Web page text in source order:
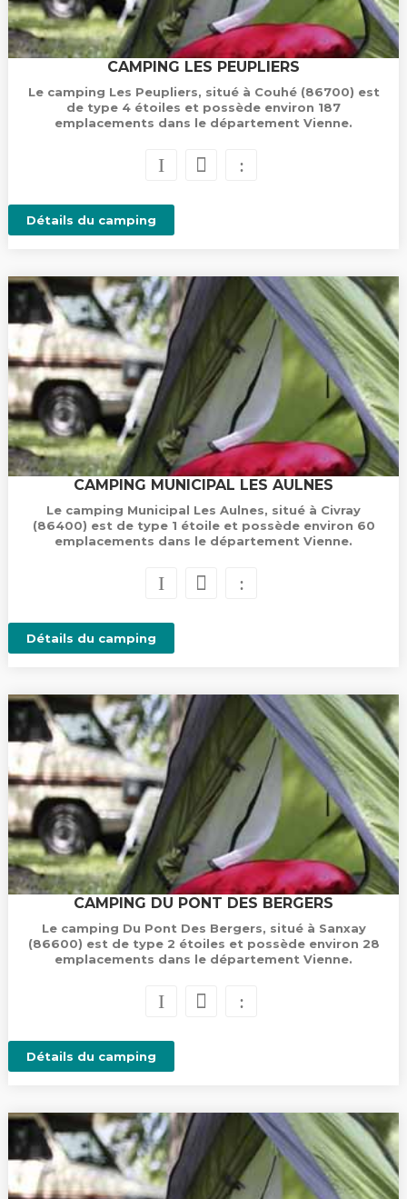
CAMPING LES PEUPLIERS
Le camping Les Peupliers, situé à Couhé (86700) est
de type 4 étoiles et possède environ 187
emplacements dans le département Vienne.
Détails du camping
CAMPING MUNICIPAL LES AULNES
Le camping Municipal Les Aulnes, situé à Civray
(86400) est de type 1 étoile et possède environ 60
emplacements dans le département Vienne.
Détails du camping
CAMPING DU PONT DES BERGERS
Le camping Du Pont Des Bergers, situé à Sanxay
(86600) est de type 2 étoiles et possède environ 28
emplacements dans le département Vienne.
Détails du camping